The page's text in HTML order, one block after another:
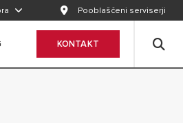
Pooblaščeni serviserji
KONTAKT